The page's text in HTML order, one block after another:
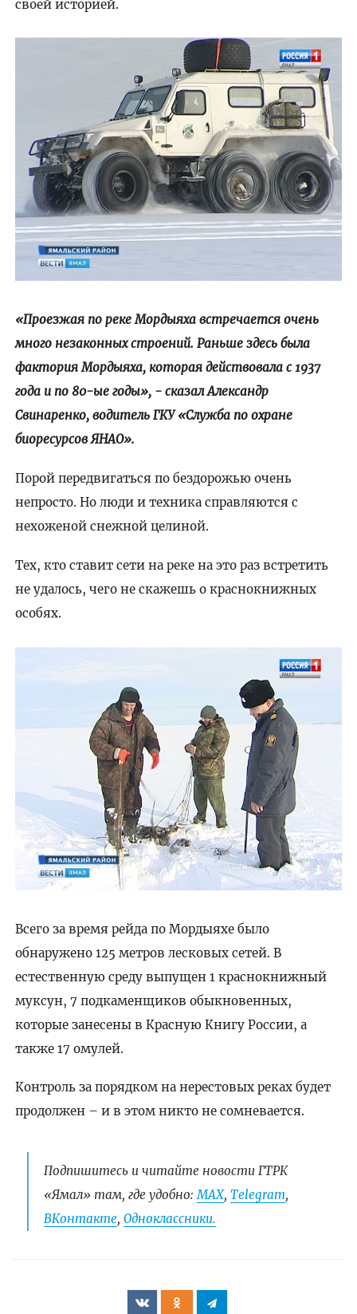
своей историей.
«Проезжая по реке Мордыяха встречается очень
много незаконных строений. Раньше здесь была
фактория Мордыяха, которая действовала с 1937
года и по 80-ые годы», - сказал Александр
Свинаренко, водитель ГКУ «Служба по охране
биоресурсов ЯНАО».
Порой передвигаться по бездорожью очень
непросто. Но люди и техника справляются с
нехоженой снежной целиной.
Тех, кто ставит сети на реке на это раз встретить
не удалось, чего не скажешь о краснокнижных
особях.
Всего за время рейда по Мордыяхе было
обнаружено 125 метров лесковых сетей. В
естественную среду выпущен 1 краснокнижный
муксун, 7 подкаменщиков обыкновенных,
которые занесены в Красную Книгу России, а
также 17 омулей.
Контроль за порядком на нерестовых реках будет
продолжен – и в этом никто не сомневается.
Подпишитесь и читайте новости ГТРК
«Ямал» там, где удобно:МАХ, Telegram,
ВКонтакте, Одноклассники.